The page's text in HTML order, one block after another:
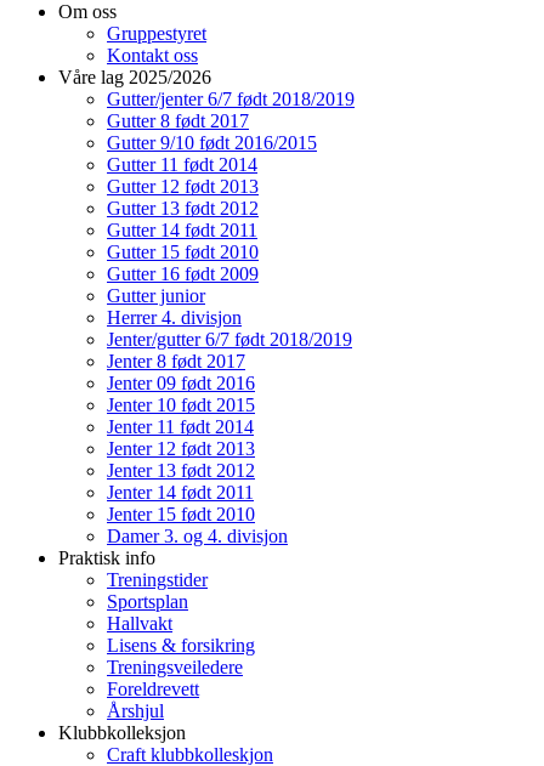
Om oss
Gruppestyret
Kontakt oss
Våre lag 2025/2026
Gutter/jenter 6/7 født 2018/2019
Gutter 8 født 2017
Gutter 9/10 født 2016/2015
Gutter 11 født 2014
Gutter 12 født 2013
Gutter 13 født 2012
Gutter 14 født 2011
Gutter 15 født 2010
Gutter 16 født 2009
Gutter junior
Herrer 4. divisjon
Jenter/gutter 6/7 født 2018/2019
Jenter 8 født 2017
Jenter 09 født 2016
Jenter 10 født 2015
Jenter 11 født 2014
Jenter 12 født 2013
Jenter 13 født 2012
Jenter 14 født 2011
Jenter 15 født 2010
Damer 3. og 4. divisjon
Praktisk info
Treningstider
Sportsplan
Hallvakt
Lisens & forsikring
Treningsveiledere
Foreldrevett
Årshjul
Klubbkolleksjon
Craft klubbkolleskjon